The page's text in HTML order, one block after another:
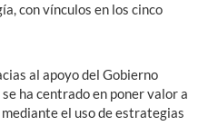
con vínculos en los cinco
al apoyo del Gobierno
ha centrado en poner valor a
el uso de estrategias